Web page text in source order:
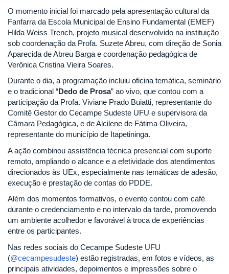
O momento inicial foi marcado pela apresentação cultural da
Fanfarra da Escola Municipal de Ensino Fundamental (EMEF)
Hilda Weiss Trench, projeto musical desenvolvido na instituição
sob coordenação da Profa. Suzete Abreu, com direção de Sonia
Aparecida de Abreu Barga e coordenação pedagógica de
Verônica Cristina Vieira Soares.
Durante o dia, a programação incluiu oficina temática, seminário
e o tradicional “Dedo de Prosa” ao vivo, que contou com a
participação da Profa. Viviane Prado Buiatti, representante do
Comitê Gestor do Cecampe Sudeste UFU e supervisora da
Câmara Pedagógica, e de Alcilene de Fátima Oliveira,
representante do município de Itapetininga.
A ação combinou assistência técnica presencial com suporte
remoto, ampliando o alcance e a efetividade dos atendimentos
direcionados às UEx, especialmente nas temáticas de adesão,
execução e prestação de contas do PDDE.
Além dos momentos formativos, o evento contou com café
durante o credenciamento e no intervalo da tarde, promovendo
um ambiente acolhedor e favorável à troca de experiências
entre os participantes.
Nas redes sociais do Cecampe Sudeste UFU
(@cecampesudeste) estão registradas, em fotos e vídeos, as
principais atividades, depoimentos e impressões sobre o